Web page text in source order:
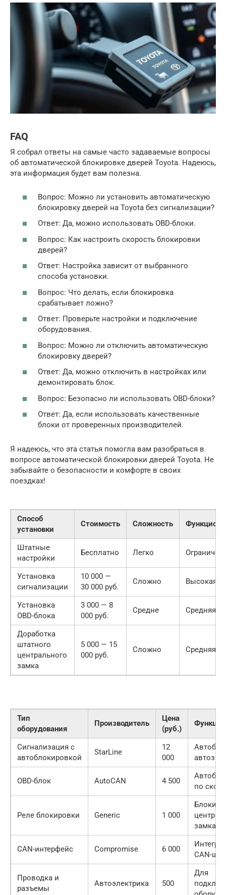
FAQ
Я собрал ответы на самые часто задаваемые вопросы
об автоматической блокировке дверей Toyota. Надеюсь,
эта информация будет вам полезна.
Вопрос: Можно ли установить автоматическую
блокировку дверей на Toyota без сигнализации?
Ответ: Да, можно использовать OBD-блоки.
Вопрос: Как настроить скорость блокировки
дверей?
Ответ: Настройка зависит от выбранного
способа установки.
Вопрос: Что делать, если блокировка
срабатывает ложно?
Ответ: Проверьте настройки и подключение
оборудования.
Вопрос: Можно ли отключить автоматическую
блокировку дверей?
Ответ: Да, можно отключить в настройках или
демонтировать блок.
Вопрос: Безопасно ли использовать OBD-блоки?
Ответ: Да, если использовать качественные
блоки от проверенных производителей.
Я надеюсь, что эта статья помогла вам разобраться в
вопросе автоматической блокировки дверей Toyota. Не
забывайте о безопасности и комфорте в своих
поездках!
Способ
установки
Стоимость Сложность
Штатные
настройки
Бесплатно Легко
Установка
сигнализации
10 000 —
30 000 руб.
Сложно Высокая
Установка
OBD-блока
3 000 — 8
000 руб.
Средне Средняя
Доработка
штатного
центрального
замка
5 000 — 15
000 руб.
Сложно Средняя
Тип
оборудования
Производитель
Цена
(руб.)
Функции
Сигнализация с
автоблокировкой
StarLine
12
000
OBD-блок AutoCAN 4 500
по
Реле блокировки Generic 1 000
замка
CAN-интерфейс Compromise 6 000
CAN-
Проводка и
разъемы
Автоэлектрика 500
Для